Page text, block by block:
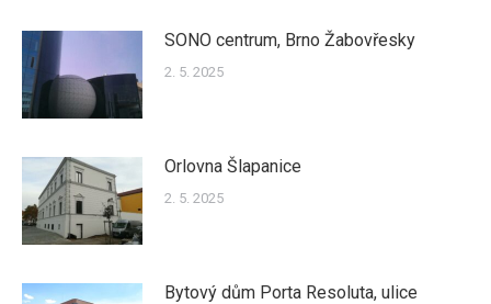
SONO centrum, Brno Žabovřesky
2. 5. 2025
Orlovna Šlapanice
2. 5. 2025
Bytový dům Porta Resoluta, ulice